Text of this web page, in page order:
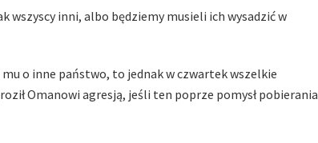
wszyscy inni, albo będziemy musieli ich wysadzić w
mu o inne państwo, to jednak w czwartek wszelkie
Omanowi agresją, jeśli ten poprze pomysł pobierania